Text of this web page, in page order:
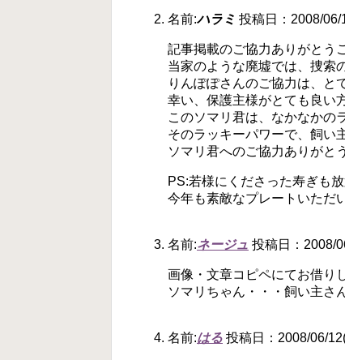
名前:ハラミ 投稿日：2008/06/
記事掲載のご協力ありがとう
当家のような廃墟では、捜
りんぽぽさんのご協力は、と
幸い、保護主様がとても良い
このソマリ君は、なかなかの
そのラッキーパワーで、飼い
ソマリ君へのご協力ありがと
PS:若様にくださった寿ぎも
今年も素敵なプレートいただ
名前:ネージュ 投稿日：2008/
画像・文章コピペにてお借り
ソマリちゃん・・・飼い主さ
名前:はる 投稿日：2008/06/